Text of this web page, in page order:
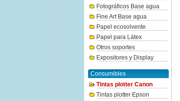
Fotográficos Base agua
Fine Art Base agua
Papel ecosolvente
Papel para Látex
Otros soportes
Expositores y Display
Consumibles
Tintas plotter Canon
Tintas plotter Epson